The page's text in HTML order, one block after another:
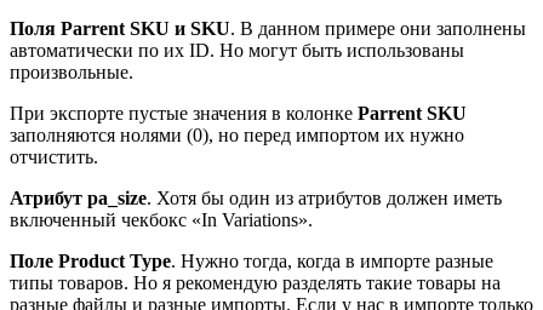
Поля Parrent SKU и SKU. В данном примере они заполнены
автоматически по их ID. Но могут быть использованы
произвольные.
При экспорте пустые значения в колонке Parrent SKU
заполняются нолями (0), но перед импортом их нужно
отчистить.
Атрибут pa_size. Хотя бы один из атрибутов должен иметь
включенный чекбокс «In Variations».
Поле Product Type. Нужно тогда, когда в импорте разные
типы товаров. Но я рекомендую разделять такие товары на
разные файлы и разные импорты. Если у нас в импорте только